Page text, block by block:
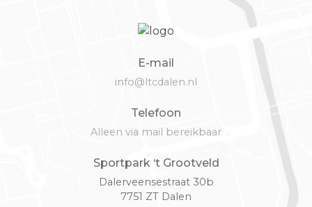
E-mail
info@ltcdalen.nl
Telefoon
Alleen via mail bereikbaar
Sportpark ‘t Grootveld
Dalerveensestraat 30b
7751 ZT Dalen